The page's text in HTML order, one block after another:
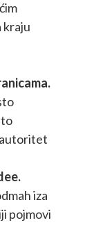
kraju
iza
pojmovi